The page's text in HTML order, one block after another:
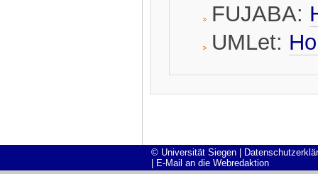
FUJABA:
UMLet:
© Universität Siegen|
| E-Mail an die Webredaktion